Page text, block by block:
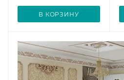
В КОРЗИНУ